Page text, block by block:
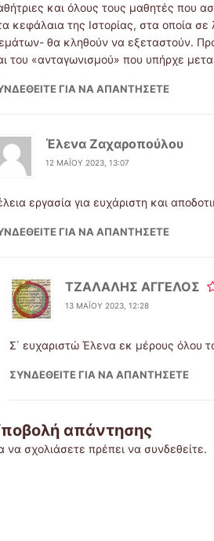
και όλους τους μαθητές που
κεφάλαια της Ιστορίας, στα οποία
θα κληθούν να εξεταστούν.
του «ανταγωνισμού» που υπήρχε
ΓΙΑ ΝΑ ΑΠΑΝΤΉΣΕΤΕ
Έλενα Ζαχαροπούλου
12 ΜΑΪ́ΟΥ 2023, 13:07
εργασία για ευχάριστη και
ΓΙΑ ΝΑ ΑΠΑΝΤΉΣΕΤΕ
ΤΖΑΛΑΛΗΣ ΑΓΓΕΛΟΣ
13 ΜΑΪ́ΟΥ 2023, 12:28
Σ΄ ευχαριστώ Έλενα εκ μέρους όλου
ΣΥΝΔΕΘΕΊΤΕ ΓΙΑ ΝΑ ΑΠΑΝΤΉΣΕΤΕ
απάντησης
να σχολιάσετε πρέπει να συνδεθείτε.